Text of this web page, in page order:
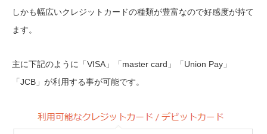
しかも幅広いクレジットカードの種類が豊富なので好感度が持て
ます。
主に下記のように「VISA」「master card」「Union Pay」
「JCB」が利用する事が可能です。